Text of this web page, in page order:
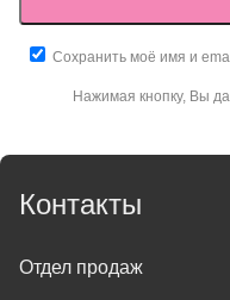
Сохранить моё имя и
Нажимая кнопку, Вы
Контакты
Отдел продаж